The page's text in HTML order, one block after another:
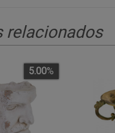
relacionados
5.00%